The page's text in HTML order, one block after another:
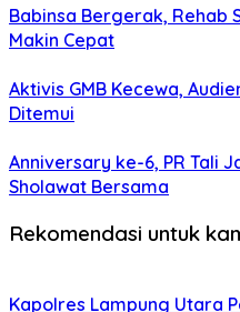
Babinsa Bergerak, Rehab
Makin Cepat
Aktivis GMB Kecewa,
Ditemui
Anniversary ke-6, PR Tali
Sholawat Bersama
Rekomendasi untuk
Kapolres Lampung Utara